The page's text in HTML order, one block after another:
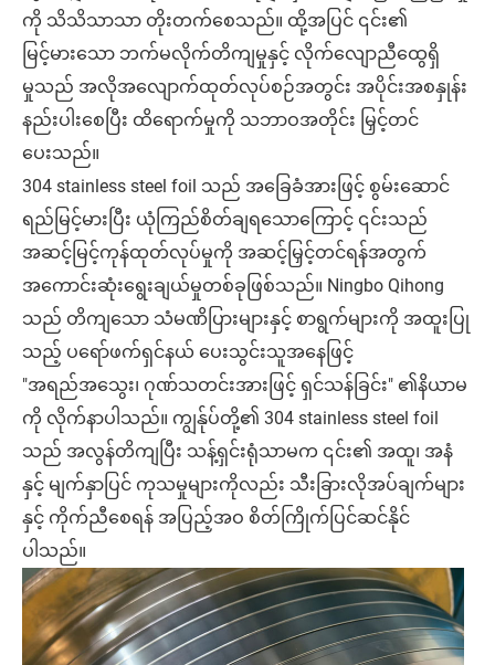
ကို သိသိသာသာ တိုးတက်စေသည်။ ထို့အပြင် ၎င်း၏
မြင့်မားသော ဘက်မလိုက်တိကျမှုနှင့် လိုက်လျောညီထွေရှိ
မှုသည် အလိုအလျောက်ထုတ်လုပ်စဉ်အတွင်း အပိုင်းအစနှုန်း
နည်းပါးစေပြီး ထိရောက်မှုကို သဘာဝအတိုင်း မြှင့်တင်
ပေးသည်။
304 stainless steel foil သည် အခြေခံအားဖြင့် စွမ်းဆောင်
ရည်မြင့်မားပြီး ယုံကြည်စိတ်ချရသောကြောင့် ၎င်းသည်
အဆင့်မြင့်ကုန်ထုတ်လုပ်မှုကို အဆင့်မြှင့်တင်ရန်အတွက်
အကောင်းဆုံးရွေးချယ်မှုတစ်ခုဖြစ်သည်။ Ningbo Qihong
သည် တိကျသော သံမဏိပြားများနှင့် စာရွက်များကို အထူးပြု
သည့် ပရော်ဖက်ရှင်နယ် ပေးသွင်းသူအနေဖြင့်
"အရည်အသွေး၊ ဂုဏ်သတင်းအားဖြင့် ရှင်သန်ခြင်း" ၏နိယာမ
ကို လိုက်နာပါသည်။ ကျွန်ုပ်တို့၏ 304 stainless steel foil
သည် အလွန်တိကျပြီး သန့်ရှင်းရုံသာမက ၎င်း၏ အထူ၊ အနံ
နှင့် မျက်နှာပြင် ကုသမှုများကိုလည်း သီးခြားလိုအပ်ချက်များ
နှင့် ကိုက်ညီစေရန် အပြည့်အဝ စိတ်ကြိုက်ပြင်ဆင်နိုင်
ပါသည်။